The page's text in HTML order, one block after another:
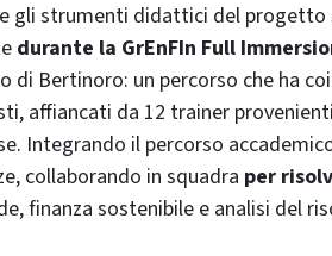
gli strumenti didattici del
durante la GrEnFIn Full
di Bertinoro: un percorso che ha
affiancati da 12 trainer
Integrando il percorso
collaborando in squadra per
finanza sostenibile e analisi del